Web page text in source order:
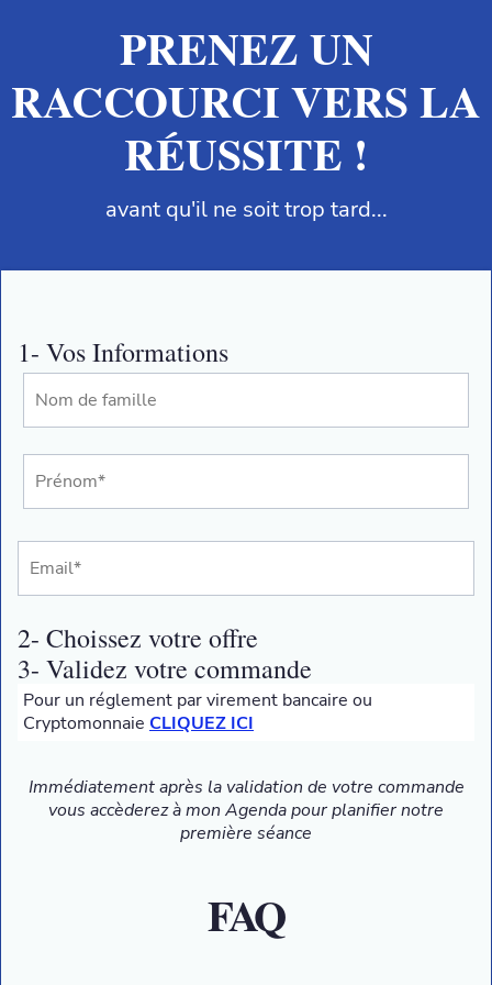
PRENEZ UN
RACCOURCI VERS LA
RÉUSSITE !
avant qu'il ne soit trop tard...
1- Vos Informations
2- Choissez votre offre
3- Validez votre commande
Pour un réglement par virement bancaire ou
Cryptomonnaie CLIQUEZ ICI
Immédiatement après la validation de votre commande
vous accèderez à mon Agenda pour planifier notre
première séance
FAQ